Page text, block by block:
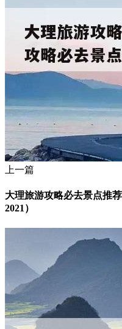
上一篇
大理旅游攻略必去景点推
2021）